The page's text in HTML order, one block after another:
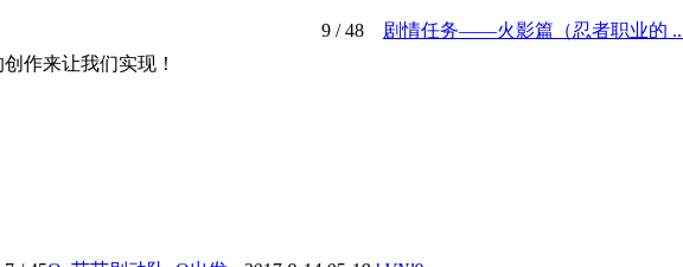
作来让我们实现！
9 / 48 剧情任务——火影篇（忍者职业的